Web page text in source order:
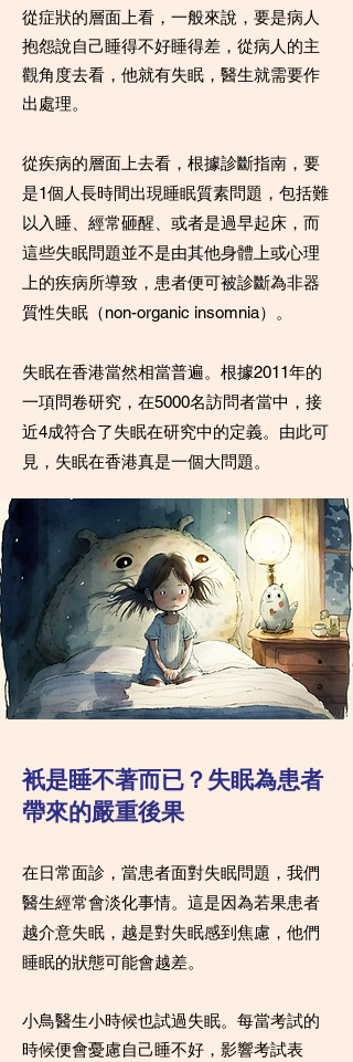
從症狀的層面上看，一般來說，要是病人
抱怨說自己睡得不好睡得差，從病人的主
觀角度去看，他就有失眠，醫生就需要作
出處理。
從疾病的層面上去看，根據診斷指南，要
是1個人長時間出現睡眠質素問題，包括難
以入睡、經常砸醒、或者是過早起床，而
這些失眠問題並不是由其他身體上或心理
上的疾病所導致，患者便可被診斷為非器
質性失眠（non-organic insomnia）。
失眠在香港當然相當普遍。根據2011年的
一項問卷研究，在5000名訪問者當中，接
近4成符合了失眠在研究中的定義。由此可
見，失眠在香港真是一個大問題。
衹是睡不著而已？失眠為患者
帶來的嚴重後果
在日常面診，當患者面對失眠問題，我們
醫生經常會淡化事情。這是因為若果患者
越介意失眠，越是對失眠感到焦慮，他們
睡眠的狀態可能會越差。
小鳥醫生小時候也試過失眠。每當考試的
時候便會憂慮自己睡不好，影響考試表